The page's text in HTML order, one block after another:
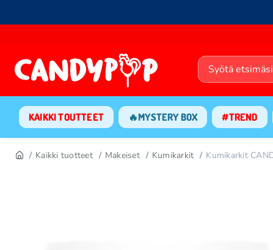
KAIKKI TOUTTEET 🔥MYSTERY BOX #TREND
Kaikki tuotteet Makeiset Kumikarkit Kumikarkit